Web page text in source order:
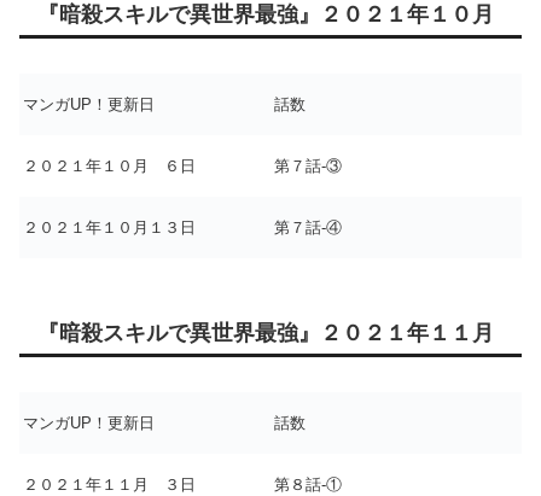
『暗殺スキルで異世界最強』２０２１年１０月
マンガUP！更新日 話数
２０２１年１０月 ６日 第７話-③
２０２１年１０月１３日 第７話-④
『暗殺スキルで異世界最強』２０２１年１１月
マンガUP！更新日 話数
２０２１年１１月 ３日 第８話-①